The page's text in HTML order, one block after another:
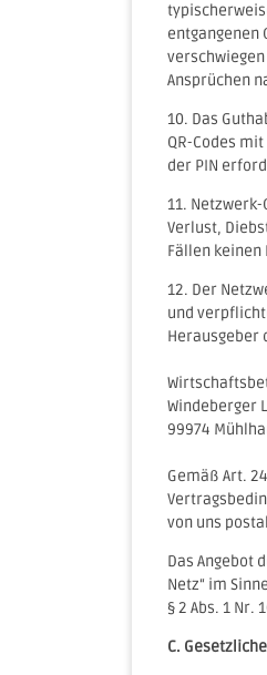
entgangenen
Ansprüchen
10. Das
QR-Codes
der PIN
11.
Verlust,
Fällen keinen
12. Der
und
Herausgeber
Windeberger
99974
Gemäß Art.
von uns
Das Angebot
Netz“ im
§ 2 Abs. 1 Nr.
C.